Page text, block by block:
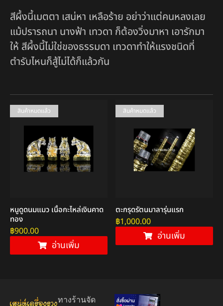
สีผึ้งนี้เมตตา เสน่หา เหลือร้าย อย่าว่าแต่คนหลงเลย
แม้ปรารถนา นางฟ้า เทวดา ก็ต้องวิ่งมาหา เอารักมา
ให้ สีผึ้งนี้ไม่ใช่ของธรรมดา เทวดาทำให้แรงชนิดที่
ตำรับไหนก็สู้ไม่ได้ก็แล้วกัน
สินค้าหมดแล้ว
หนูดูดนมแมว เนื้อกะไหล่เงินคาด
ทอง
฿900.00
อ่านเพิ่ม
สินค้าหมดแล้ว
ตะกรุดรัตนมาลารุ่นแรก
฿1,000.00
อ่านเพิ่ม
ทางร้านจัด